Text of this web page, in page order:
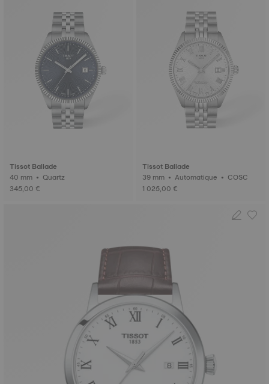
Tissot Ballade
40 mm • Quartz
345,00 €
Tissot Ballade
39 mm • Automatique • COSC
1 025,00 €